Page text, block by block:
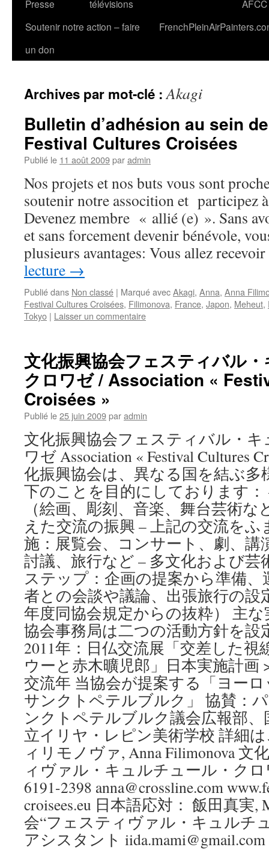
Presse
télévisions
AFCC
Soutenir notre action – faire
un don
Archives par mot-clé :Akagi
Bulletin d’adhésion au sein
Festival Cultures Croisées
Publié le 11 août 2009paradmin
Nos projets et nos buts vous sont
soutenir notre assocition et participez
Devenez membre « allié (e) ». Sans
et sans forcement devenir bénévole,
plusieurs avantages: Vous allez
lecture →
Publié dans Non classé | Marqué avecAkagi, Anna, Anna
Festival Cultures Croisées, Filimonova, France, Japon, Meheut,
Tokyo | Laisser un commentaire
文化振興協会フェスティバル
クロワゼ / Association «
Croisées »
Publié le25 juin 2009paradmin
文化振興協会フェスティバル・
ワゼ Association « Festival Cultures
化振興協会は、異なる国を結ぶ多
下のことを目的にしております：
（絵画、彫刻、音楽、舞台芸術
えた交流の振興 – 上記の交流を
施：展覧会、コンサート、劇、講
討議、旅行など – 多文化および芸
ステップ：企画の提案から準備
者との会談や議論、出張旅行の設
年度同協会規定からの抜粋） 主
協会事務局は二つの活動方針を設
2011年：日仏交流展「交差した
ウーと赤木曠児郎」日本実施計画
交流年 当協会が提案する「ヨー
サンクトペテルブルク」 協賛：
ンクトペテルブルク議会広報部
立イリヤ・レピン美術学校 詳細
ィリモノヴァ, Anna Filimonova 文
ィヴァル・キュルチュール・クロ
6191-2398 anna@crossline.com
croisees.eu 日本語応対： 飯田真実,
会“フェスティヴァル・キュルチ
アシスタント iida.mami@gmail.com